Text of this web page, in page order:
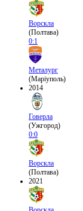
Ворскла
(Полтава)
0:1
Металург
(Маріуполь)
2014
Говерла
(Ужгород)
0:0
Ворскла
(Полтава)
2021